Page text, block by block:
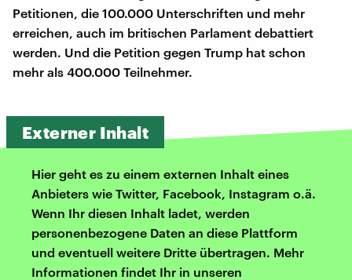
Petitionen, die 100.000 Unterschriften und mehr
erreichen, auch im britischen Parlament debattiert
werden. Und die Petition gegen Trump hat schon
mehr als 400.000 Teilnehmer.
Externer Inhalt
Hier geht es zu einem externen Inhalt eines
Anbieters wie Twitter, Facebook, Instagram o.ä.
Wenn Ihr diesen Inhalt ladet, werden
personenbezogene Daten an diese Plattform
und eventuell weitere Dritte übertragen. Mehr
Informationen findet Ihr in unseren